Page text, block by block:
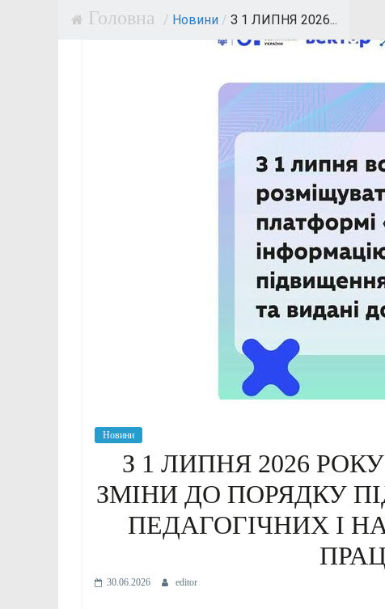
/ Новини / З 1 ЛИПНЯ 2026...
Новини
З 1 ЛИПНЯ 2026
ЗМІНИ ДО ПОРЯДКУ
ПЕДАГОГІЧНИХ І
30.06.2026 editor